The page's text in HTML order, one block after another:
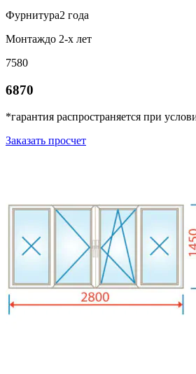
Фурнитура2 года
Монтаждо 2-х лет
7580
6870
*гарантия распространяется при
Заказать просчет